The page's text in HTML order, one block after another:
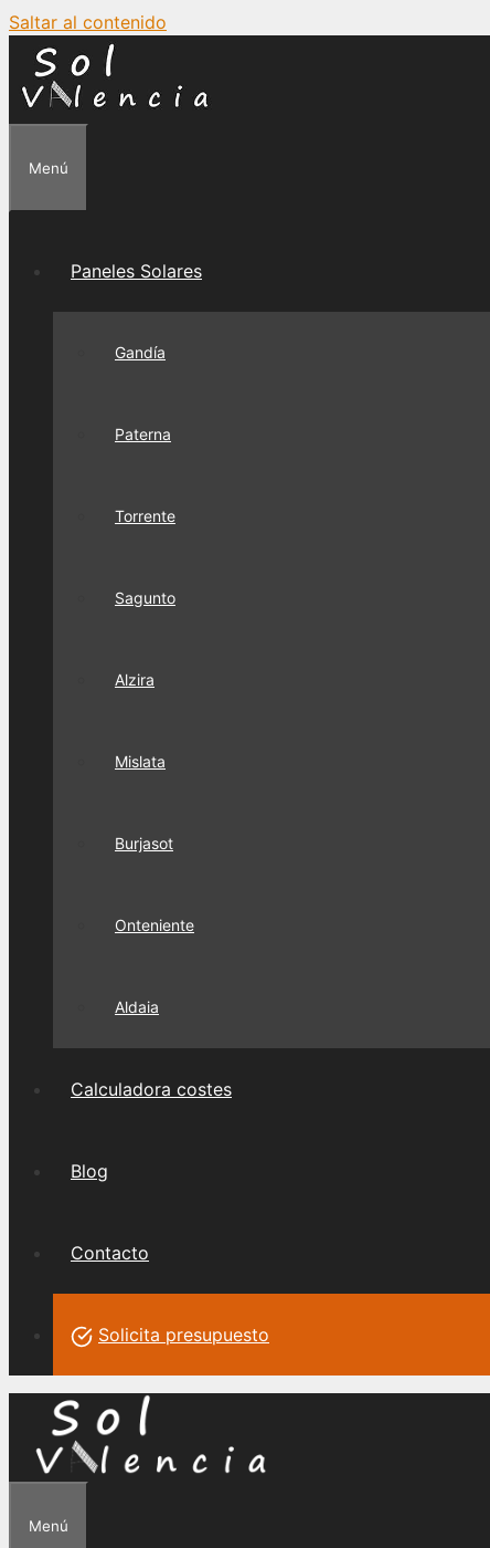
Saltar al contenido
Menú
Paneles Solares
Gandía
Paterna
Torrente
Sagunto
Alzira
Mislata
Burjasot
Onteniente
Aldaia
Calculadora costes
Blog
Contacto
Solicita presupuesto
Menú